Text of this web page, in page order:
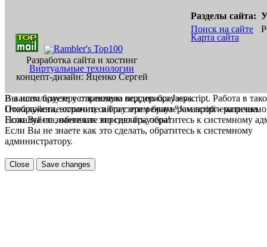
Разработка сайта и хостинг
Виртуальные технологии
концепт-дизайн: Яценко Сергей
Разделы сайта:
Поиск на сайте
Карта сайта
В вашем браузере отключена поддержка Jasvscript. Работа в
Пожалуйста, включите в браузере режим "Javascript -
Если Вы не знаете как это сделать, обратитесь к системному
Вы используете устаревшую версию браузера.
Отображение страниц сайта с этим браузером проблематична.
Пожалуйста, обновите версию браузера!
Если Вы не знаете как это сделать, обратитесь к системному
администратору.
Close Save changes